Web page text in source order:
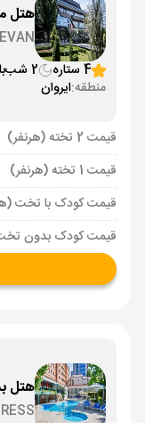
هتل مسیر
4 ستاره
2 شب
منطقه:ایروان
قیمت 2 تخته (هرنفر)
قیمت 1 تخته (هرنفر)
قیمت کودک با تخت
قیمت کودک بدون
هتل